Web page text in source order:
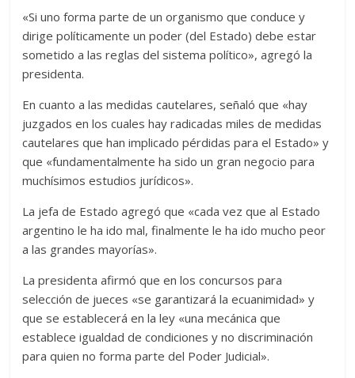
«Si uno forma parte de un organismo que conduce y
dirige políticamente un poder (del Estado) debe estar
sometido a las reglas del sistema político», agregó la
presidenta.
En cuanto a las medidas cautelares, señaló que «hay
juzgados en los cuales hay radicadas miles de medidas
cautelares que han implicado pérdidas para el Estado» y
que «fundamentalmente ha sido un gran negocio para
muchísimos estudios jurídicos».
La jefa de Estado agregó que «cada vez que al Estado
argentino le ha ido mal, finalmente le ha ido mucho peor
a las grandes mayorías».
La presidenta afirmó que en los concursos para
selección de jueces «se garantizará la ecuanimidad» y
que se establecerá en la ley «una mecánica que
establece igualdad de condiciones y no discriminación
para quien no forma parte del Poder Judicial».